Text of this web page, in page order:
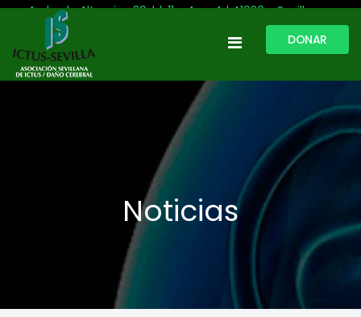
Avda. de Altamira, 29, bl. 11 – Acc. A | 41020 - Sevilla
954 513 999
ictussevilla@hotmail.com
DONAR
Noticias